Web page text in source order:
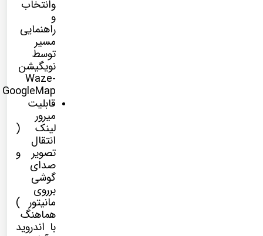
وانتخاب
و
راهنمایی
مسیر
توسط
نویگیشن
Waze-
GoogleMap
قابلیت
میرور
لینک (
انتقال
تصویر و
صدای
گوشی
برروی
مانیتور )
هماهنگ
با اندروید